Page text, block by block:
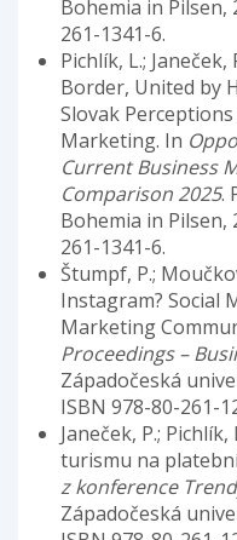
Bohemia in Pilsen,
261-1341-6.
Pichlík, L.;
Border, United by
Slovak
Marketing. In
Current Business
Comparison 2025.
Bohemia in Pilsen,
261-1341-6.
Štumpf, P.;
Instagram? Social
Marketing
Proceedings –
Západočeská
ISBN 978-80-261-
Janeček, P.;
turismu na
z konference
Západočeská